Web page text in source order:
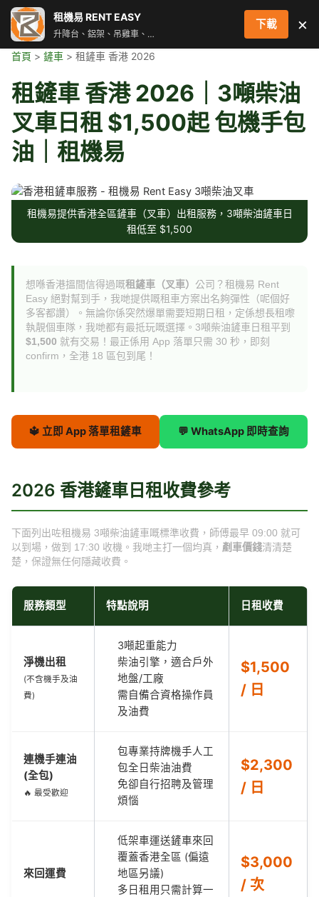
首頁 > 鏟車 > 租鏟車 香港 2026
租鏟車 香港 2026｜3噸柴油
叉車日租 $1,500起 包機手包
油｜租機易
租機易提供香港全區鏟車（叉車）出租服務，3噸柴油鏟車日
租低至 $1,500
想喺香港搵間信得過嘅租鏟車（叉車） 公司？租機易 Rent
Easy 絕對幫到手，我哋提供嘅租車方案出名夠彈性（呢個好
多客都讚）。無論你係突然爆單需要短期日租，定係想長租嚟
執靚個車隊，我哋都有最抵玩嘅選擇。3噸柴油鏟車日租平到
$1,500 就有交易！最正係用 App 落單只需 30 秒，即刻
confirm，全港 18 區包到尾！
🔱 立即 App 落單租鏟車 💬 WhatsApp 即時查詢
2026 香港鏟車日租收費參考
下面列出咗租機易 3噸柴油鏟車嘅標準收費，師傅最早 09:00 就可
以到場，做到 17:30 收機。我哋主打一個均真， 剷車價錢清清楚
楚，保證無任何隱藏收費。
服務類型 特點說明 日租收費
淨機出租
(不含機手及油
費)
3噸起重能力
柴油引擎，適合戶外
地盤/工廠
需自備合資格操作員
及油費
$1,500
/ 日
連機手連油
(全包)
🔥 最受歡迎
包專業持牌機手人工
包全日柴油油費
免卻自行招聘及管理
煩惱
$2,300
/ 日
來回運費
低架車運送鏟車來回
覆蓋香港全區 (偏遠
地區另議)
多日租用只需計算一
$3,000
/ 次
租機易 RENT EASY
升降台、鋁架、吊雞車、街燈車 即時叫車配對服務
下載 ×